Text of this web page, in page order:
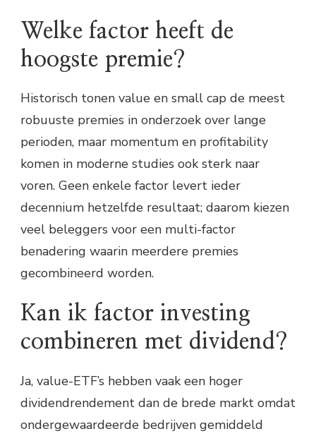
Welke factor heeft de
hoogste premie?
Historisch tonen value en small cap de meest
robuuste premies in onderzoek over lange
perioden, maar momentum en profitability
komen in moderne studies ook sterk naar
voren. Geen enkele factor levert ieder
decennium hetzelfde resultaat; daarom kiezen
veel beleggers voor een multi-factor
benadering waarin meerdere premies
gecombineerd worden.
Kan ik factor investing
combineren met dividend?
Ja, value-ETF’s hebben vaak een hoger
dividendrendement dan de brede markt omdat
ondergewaardeerde bedrijven gemiddeld